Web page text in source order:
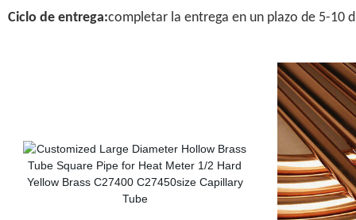
Ciclo de entrega:completar la entrega en un plazo de 5-10